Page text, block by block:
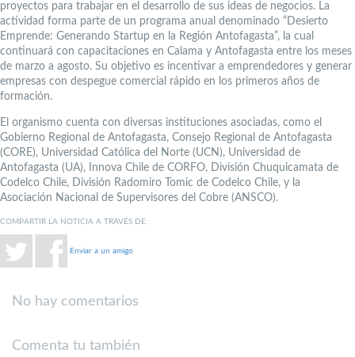
proyectos para trabajar en el desarrollo de sus ideas de negocios. La
actividad forma parte de un programa anual denominado “Desierto
Emprende: Generando Startup en la Región Antofagasta”, la cual
continuará con capacitaciones en Calama y Antofagasta entre los meses
de marzo a agosto. Su objetivo es incentivar a emprendedores y generar
empresas con despegue comercial rápido en los primeros años de
formación.
El organismo cuenta con diversas instituciones asociadas, como el
Gobierno Regional de Antofagasta, Consejo Regional de Antofagasta
(CORE), Universidad Católica del Norte (UCN), Universidad de
Antofagasta (UA), Innova Chile de CORFO, División Chuquicamata de
Codelco Chile, División Radomiro Tomic de Codelco Chile, y la
Asociación Nacional de Supervisores del Cobre (ANSCO).
COMPARTIR LA NOTICIA A TRAVÉS DE:
Enviar a un amigo
No hay comentarios
Comenta tu también